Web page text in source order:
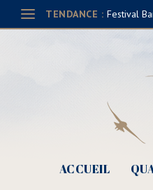
TENDANCE : Festival
ACCUEIL